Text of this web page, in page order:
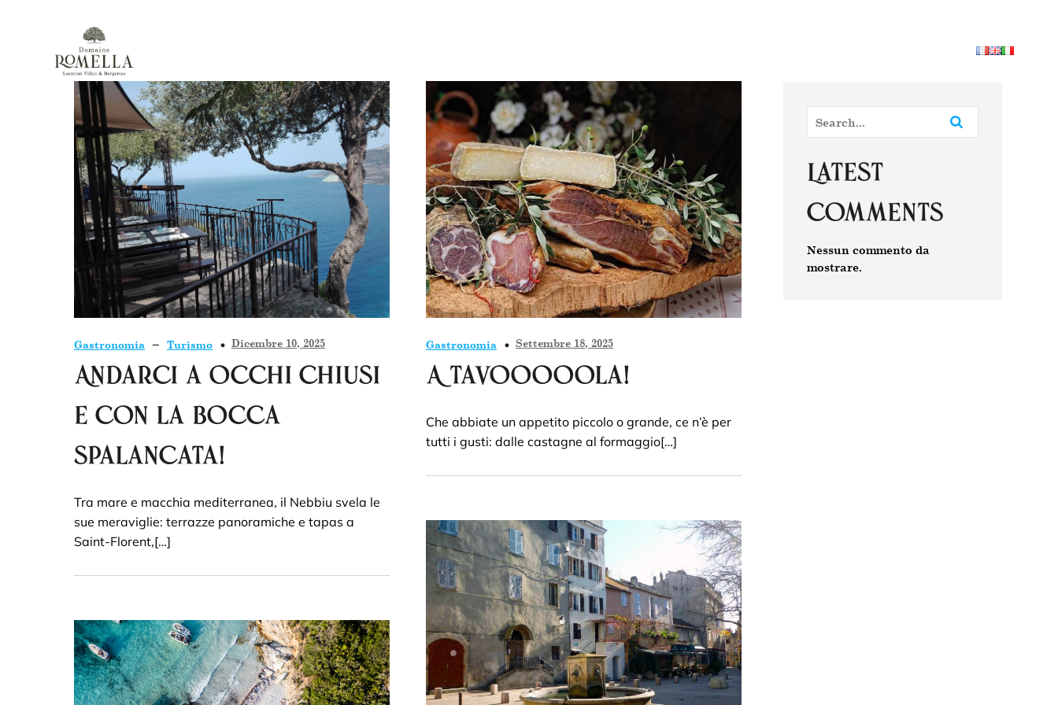
Gastronomia – Turismo Dicembre 10, 2025
Andarci a occhi chiusi
e con la bocca
spalancata!
Tra mare e macchia mediterranea, il Nebbiu svela le
sue meraviglie: terrazze panoramiche e tapas a
Saint-Florent,[…]
Gastronomia Settembre 18, 2025
A tavooooola!
Che abbiate un appetito piccolo o grande, ce n’è per
tutti i gusti: dalle castagne al formaggio[…]
Latest
Comments
Nessun commento da
mostrare.